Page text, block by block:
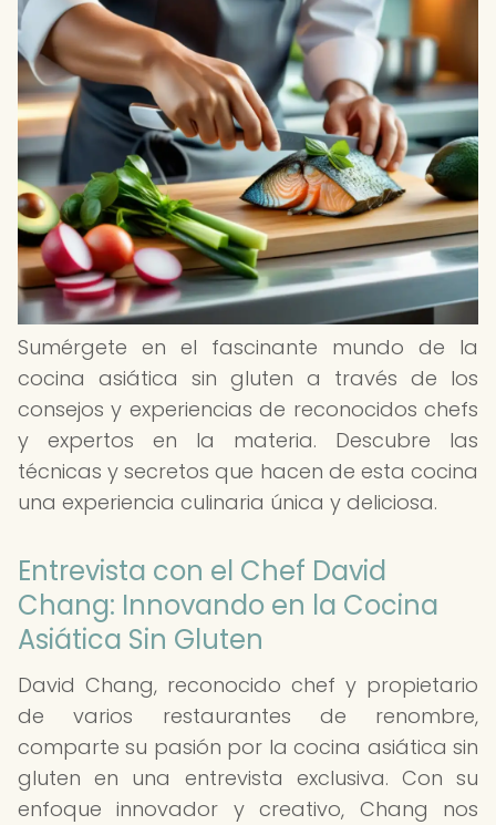
Sumérgete en el fascinante mundo de la
cocina asiática sin gluten a través de los
consejos y experiencias de reconocidos chefs
y expertos en la materia. Descubre las
técnicas y secretos que hacen de esta cocina
una experiencia culinaria única y deliciosa.
Entrevista con el Chef David
Chang: Innovando en la Cocina
Asiática Sin Gluten
David Chang, reconocido chef y propietario
de varios restaurantes de renombre,
comparte su pasión por la cocina asiática sin
gluten en una entrevista exclusiva. Con su
enfoque innovador y creativo, Chang nos